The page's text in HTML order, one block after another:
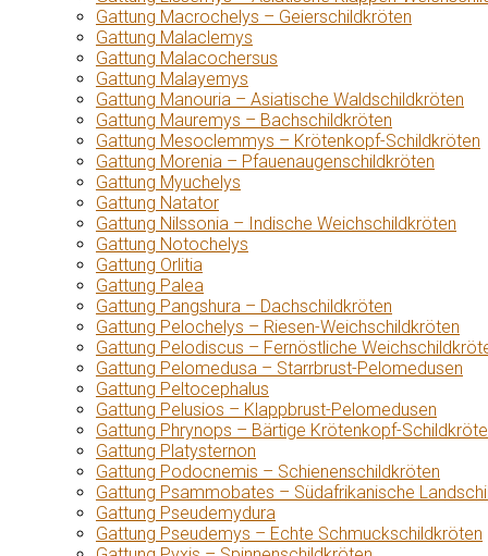
Gattung Macrochelys – Geierschildkröten
Gattung Malaclemys
Gattung Malacochersus
Gattung Malayemys
Gattung Manouria – Asiatische Waldschildkröten
Gattung Mauremys – Bachschildkröten
Gattung Mesoclemmys – Krötenkopf-Schildkröten
Gattung Morenia – Pfauenaugenschildkröten
Gattung Myuchelys
Gattung Natator
Gattung Nilssonia – Indische Weichschildkröten
Gattung Notochelys
Gattung Orlitia
Gattung Palea
Gattung Pangshura – Dachschildkröten
Gattung Pelochelys – Riesen-Weichschildkröten
Gattung Pelodiscus – Fernöstliche
Gattung Pelomedusa – Starrbrust-Pelomedusen
Gattung Peltocephalus
Gattung Pelusios – Klappbrust-Pelomedusen
Gattung Phrynops – Bärtige Krötenkopf-
Gattung Platysternon
Gattung Podocnemis – Schienenschildkröten
Gattung Psammobates – Südafrikanische
Gattung Pseudemydura
Gattung Pseudemys – Echte Schmuckschildkröten